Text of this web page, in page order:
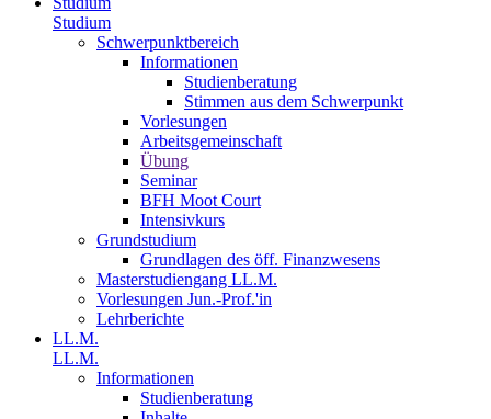
Studium
Schwerpunktbereich
Informationen
Studienberatung
Stimmen aus dem Schwerpunkt
Vorlesungen
Arbeitsgemeinschaft
Übung
Seminar
BFH Moot Court
Intensivkurs
Grundstudium
Grundlagen des öff. Finanzwesens
Masterstudiengang LL.M.
Vorlesungen Jun.-Prof.'in
Lehrberichte
LL.M.
LL.M.
Informationen
Studienberatung